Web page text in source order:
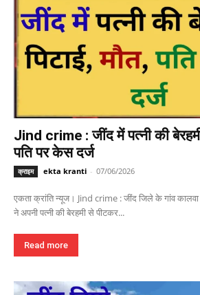
Jind crime : जींद में पत्नी की
पति पर केस दर्ज
क्राइम ekta kranti - 07/06/2026
एकता क्रांति न्यूज। Jind crime : जींद जिले के गांव
ने अपनी पत्नी की बेरहमी से पीटकर...
Read more